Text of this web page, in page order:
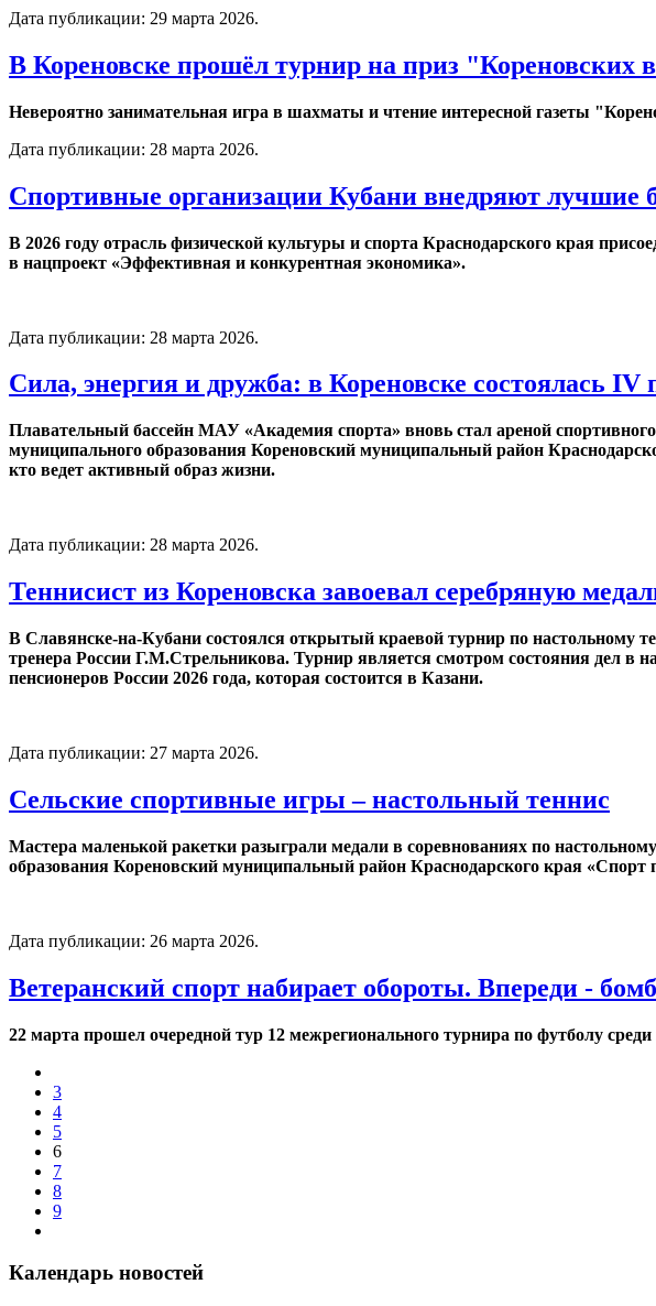
Дата публикации: 29 марта 2026.
В Кореновске прошёл турнир на приз "Кореновских
Невероятно занимательная игра в шахматы и чтение интересной газеты
Дата публикации: 28 марта 2026.
Спортивные организации Кубани внедряют лучшие
В 2026 году отрасль физической культуры и спорта Краснодарского края
в нацпроект «Эффективная и конкурентная экономика».
Дата публикации: 28 марта 2026.
Сила, энергия и дружба: в Кореновске состоялась
Плавательный бассейн МАУ «Академия спорта» вновь стал ареной
муниципального образования Кореновский муниципальный район
кто ведет активный образ жизни.
Дата публикации: 28 марта 2026.
Теннисист из Кореновска завоевал серебряную
В Славянске-на-Кубани состоялся открытый краевой турнир по настольному
тренера России Г.М.Стрельникова. Турнир является смотром состояния дел в
пенсионеров России 2026 года, которая состоится в Казани.
Дата публикации: 27 марта 2026.
Сельские спортивные игры – настольный теннис
Мастера маленькой ракетки разыграли медали в соревнованиях по
образования Кореновский муниципальный район Краснодарского края «Спорт
Дата публикации: 26 марта 2026.
Ветеранский спорт набирает обороты. Впереди -
22 марта прошел очередной тур 12 межрегионального турнира по футболу
3
4
5
6
7
8
9
Календарь новостей